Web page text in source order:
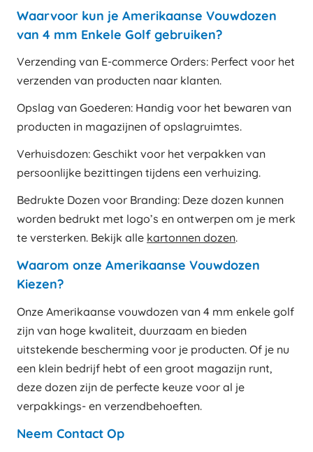
Waarvoor kun je Amerikaanse Vouwdozen
van 4 mm Enkele Golf gebruiken?
Verzending van E-commerce Orders: Perfect voor het
verzenden van producten naar klanten.
Opslag van Goederen: Handig voor het bewaren van
producten in magazijnen of opslagruimtes.
Verhuisdozen: Geschikt voor het verpakken van
persoonlijke bezittingen tijdens een verhuizing.
Bedrukte Dozen voor Branding: Deze dozen kunnen
worden bedrukt met logo’s en ontwerpen om je merk
te versterken. Bekijk alle kartonnen dozen.
Waarom onze Amerikaanse Vouwdozen
Kiezen?
Onze Amerikaanse vouwdozen van 4 mm enkele golf
zijn van hoge kwaliteit, duurzaam en bieden
uitstekende bescherming voor je producten. Of je nu
een klein bedrijf hebt of een groot magazijn runt,
deze dozen zijn de perfecte keuze voor al je
verpakkings- en verzendbehoeften.
Neem Contact Op